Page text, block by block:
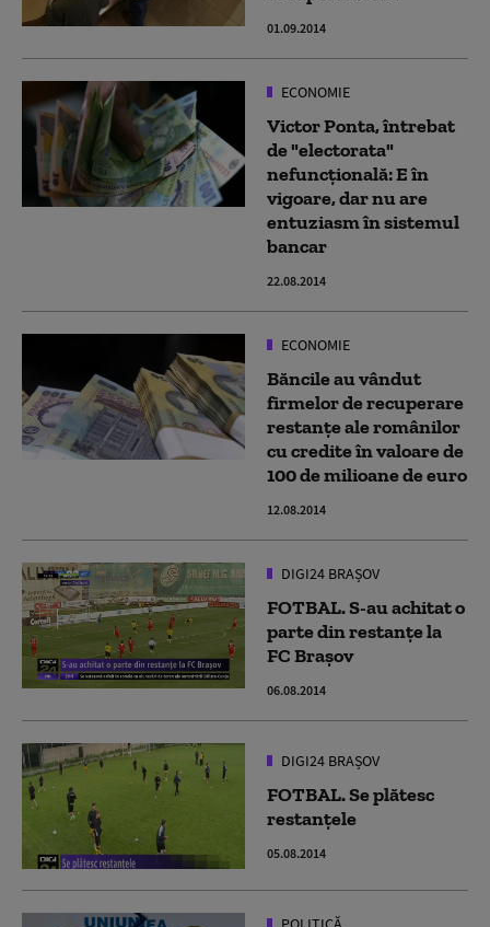
01.09.2014
ECONOMIE
Victor Ponta, întrebat
de "electorata"
nefuncțională: E în
vigoare, dar nu are
entuziasm în sistemul
bancar
22.08.2014
ECONOMIE
Băncile au vândut
firmelor de recuperare
restanțe ale românilor
cu credite în valoare de
100 de milioane de euro
12.08.2014
DIGI24 BRAȘOV
FOTBAL. S-au achitat o
parte din restanţe la
FC Braşov
06.08.2014
DIGI24 BRAȘOV
FOTBAL. Se plătesc
restanţele
05.08.2014